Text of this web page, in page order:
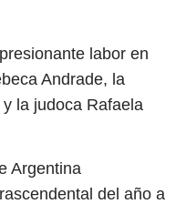
labor en
Andrade, la
la judoca Rafaela
Argentina
del año a